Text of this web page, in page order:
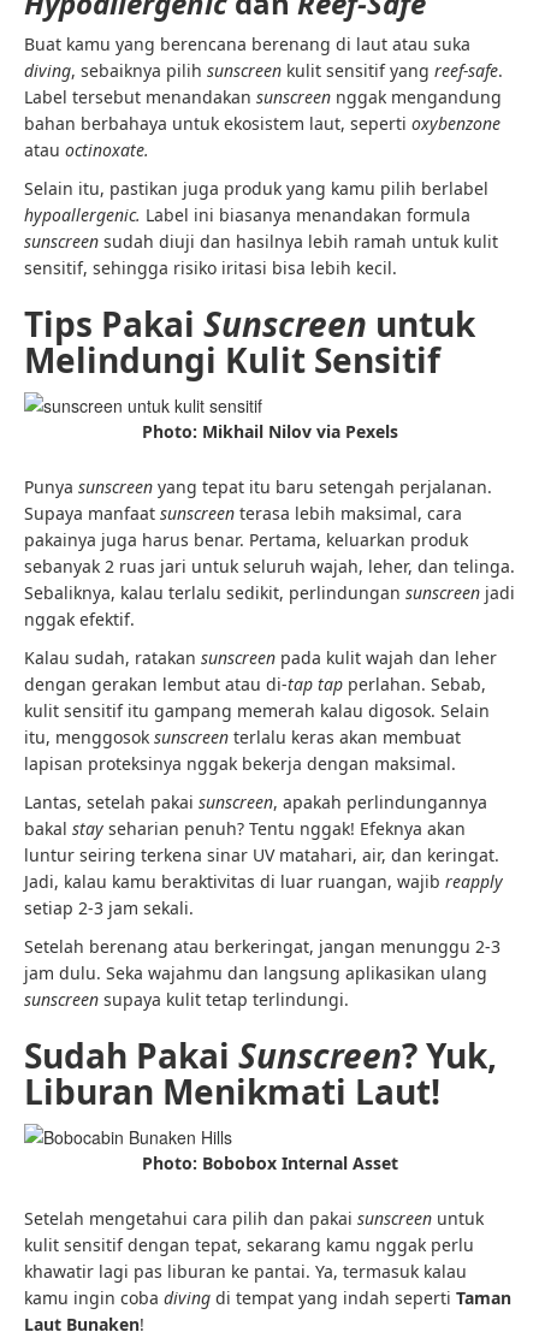
Buat kamu yang berencana berenang di laut atau suka
diving, sebaiknya pilih sunscreen kulit sensitif yang reef-safe.
Label tersebut menandakan sunscreen nggak mengandung
bahan berbahaya untuk ekosistem laut, seperti oxybenzone
atau octinoxate.
Selain itu, pastikan juga produk yang kamu pilih berlabel
hypoallergenic. Label ini biasanya menandakan formula
sunscreen sudah diuji dan hasilnya lebih ramah untuk kulit
sensitif, sehingga risiko iritasi bisa lebih kecil.
Tips Pakai Sunscreen untuk
Melindungi Kulit Sensitif
Photo: Mikhail Nilov via Pexels
Punya sunscreen yang tepat itu baru setengah perjalanan.
Supaya manfaat sunscreen terasa lebih maksimal, cara
pakainya juga harus benar. Pertama, keluarkan produk
sebanyak 2 ruas jari untuk seluruh wajah, leher, dan telinga.
Sebaliknya, kalau terlalu sedikit, perlindungan sunscreen jadi
nggak efektif.
Kalau sudah, ratakan sunscreen pada kulit wajah dan leher
dengan gerakan lembut atau di-tap tap perlahan. Sebab,
kulit sensitif itu gampang memerah kalau digosok. Selain
itu, menggosok sunscreen terlalu keras akan membuat
lapisan proteksinya nggak bekerja dengan maksimal.
Lantas, setelah pakai sunscreen, apakah perlindungannya
bakal stay seharian penuh? Tentu nggak! Efeknya akan
luntur seiring terkena sinar UV matahari, air, dan keringat.
Jadi, kalau kamu beraktivitas di luar ruangan, wajib reapply
setiap 2-3 jam sekali.
Setelah berenang atau berkeringat, jangan menunggu 2-3
jam dulu. Seka wajahmu dan langsung aplikasikan ulang
sunscreen supaya kulit tetap terlindungi.
Sudah Pakai Sunscreen? Yuk,
Liburan Menikmati Laut!
Photo: Bobobox Internal Asset
Setelah mengetahui cara pilih dan pakai sunscreen untuk
kulit sensitif dengan tepat, sekarang kamu nggak perlu
khawatir lagi pas liburan ke pantai. Ya, termasuk kalau
kamu ingin coba diving di tempat yang indah seperti Taman
Laut Bunaken!